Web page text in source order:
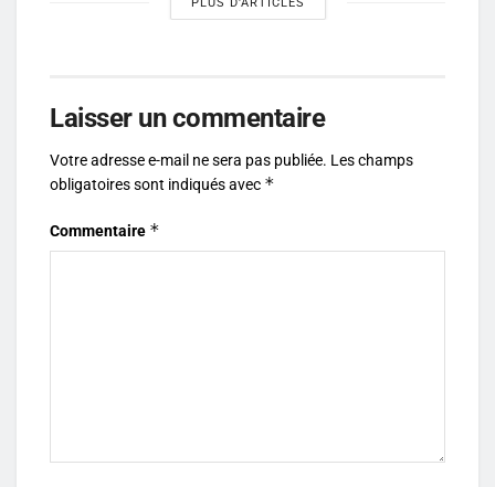
Laisser un commentaire
Votre adresse e-mail ne sera pas publiée. Les champs
obligatoires sont indiqués avec *
Commentaire *